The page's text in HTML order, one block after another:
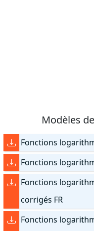
Modèles
Fonctions
Fonctions
Fonctions
corrigés FR
Fonctions